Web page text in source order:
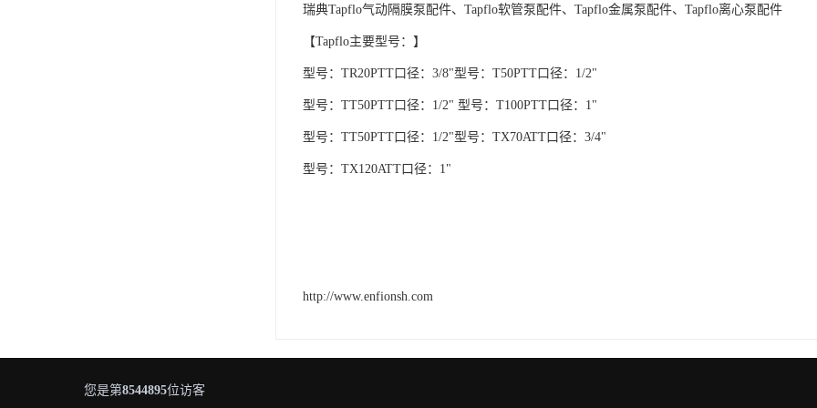
瑞典Tapflo气动隔膜泵配件、Tapflo软管泵配件、Tapflo金属泵配件、Tapflo离心泵配件
【Tapflo主要型号：】
型号：TR20PTT口径：3/8"型号：T50PTT口径：1/2"
型号：TT50PTT口径：1/2" 型号：T100PTT口径：1"
型号：TT50PTT口径：1/2"型号：TX70ATT口径：3/4"
型号：TX120ATT口径：1"
http://www.enfionsh.com
您是第8544895位访客